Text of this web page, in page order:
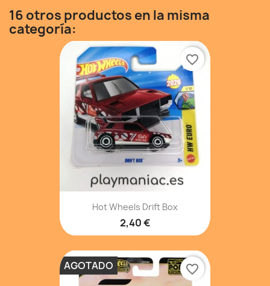
16 otros productos en la misma
categoría:
Hot Wheels Drift Box
2,40 €
favorite_border
AGOTADO favorite_border